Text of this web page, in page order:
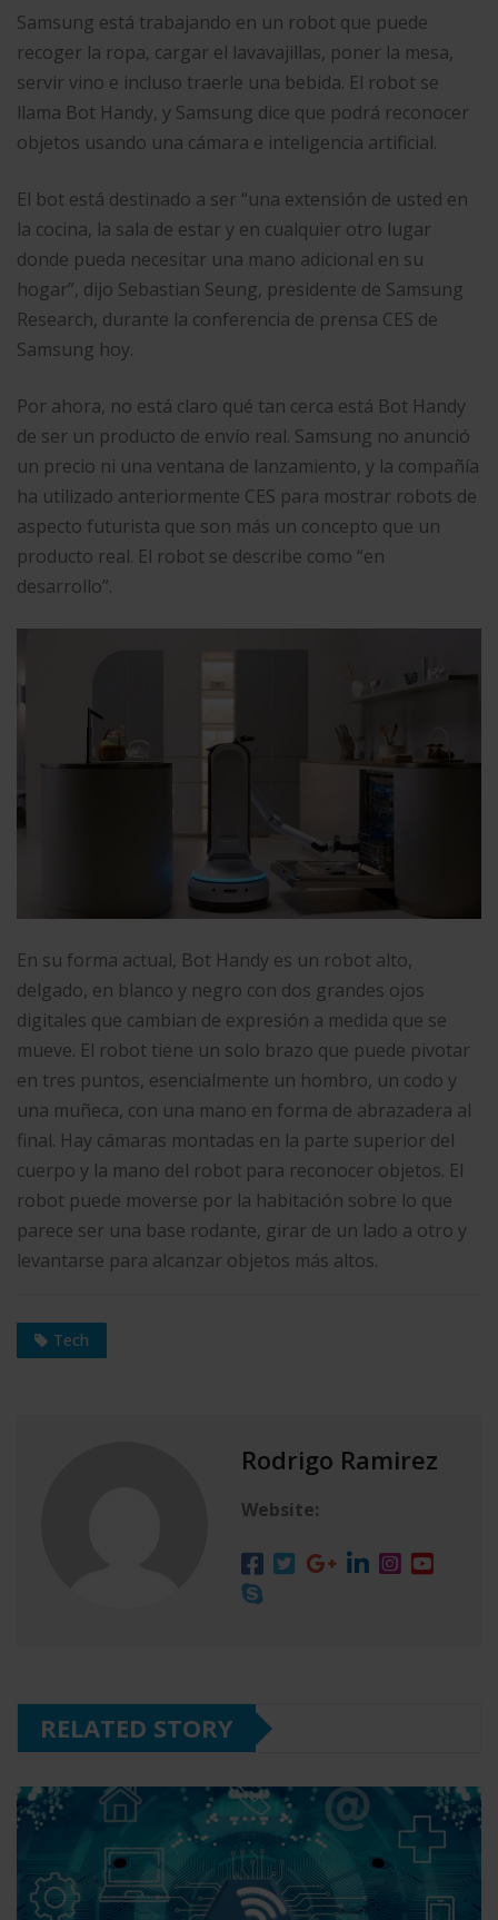
Samsung está trabajando en un robot que puede
recoger la ropa, cargar el lavavajillas, poner la mesa,
servir vino e incluso traerle una bebida. El robot se
llama Bot Handy, y Samsung dice que podrá reconocer
objetos usando una cámara e inteligencia artificial.
El bot está destinado a ser “una extensión de usted en
la cocina, la sala de estar y en cualquier otro lugar
donde pueda necesitar una mano adicional en su
hogar”, dijo Sebastian Seung, presidente de Samsung
Research, durante la conferencia de prensa CES de
Samsung hoy.
Por ahora, no está claro qué tan cerca está Bot Handy
de ser un producto de envío real. Samsung no anunció
un precio ni una ventana de lanzamiento, y la compañía
ha utilizado anteriormente CES para mostrar robots de
aspecto futurista que son más un concepto que un
producto real. El robot se describe como “en
desarrollo”.
En su forma actual, Bot Handy es un robot alto,
delgado, en blanco y negro con dos grandes ojos
digitales que cambian de expresión a medida que se
mueve. El robot tiene un solo brazo que puede pivotar
en tres puntos, esencialmente un hombro, un codo y
una muñeca, con una mano en forma de abrazadera al
final. Hay cámaras montadas en la parte superior del
cuerpo y la mano del robot para reconocer objetos. El
robot puede moverse por la habitación sobre lo que
parece ser una base rodante, girar de un lado a otro y
levantarse para alcanzar objetos más altos.
Tech
Rodrigo Ramirez
Website:
RELATED STORY